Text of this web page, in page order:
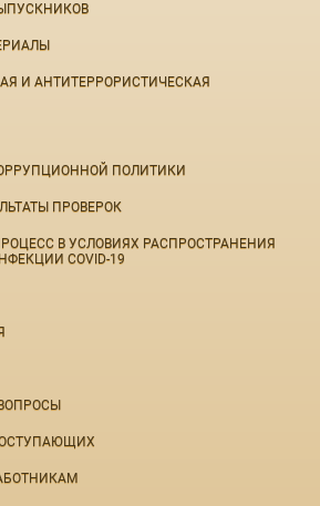
И АНТИТЕРРОРИСТИЧЕСКАЯ
ПОЛИТИКИ
ПРОВЕРОК
В УСЛОВИЯХ РАСПРОСТРАНЕНИЯ
COVID-19